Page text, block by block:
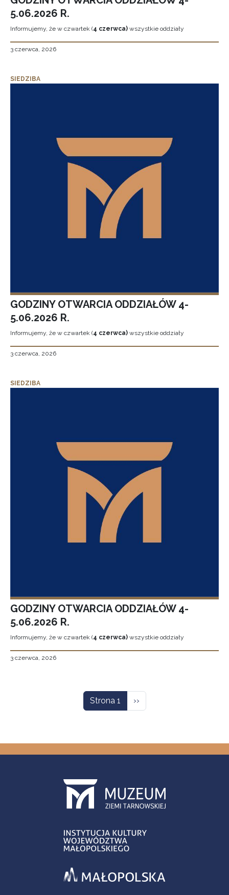
5.06.2026 R.
Informujemy, że w czwartek (4 czerwca) wszystkie oddziały
3 czerwca, 2026
SIEDZIBA
GODZINY OTWARCIA ODDZIAŁÓW 4-
5.06.2026 R.
Informujemy, że w czwartek (4 czerwca) wszystkie oddziały
3 czerwca, 2026
SIEDZIBA
GODZINY OTWARCIA ODDZIAŁÓW 4-
5.06.2026 R.
Informujemy, że w czwartek (4 czerwca) wszystkie oddziały
3 czerwca, 2026
Strona 1 Następna strona
››